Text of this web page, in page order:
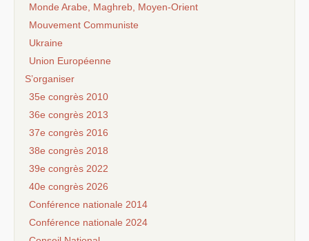
Monde Arabe, Maghreb, Moyen-Orient
Mouvement Communiste
Ukraine
Union Européenne
S’organiser
35e congrès 2010
36e congrès 2013
37e congrès 2016
38e congrès 2018
39e congrès 2022
40e congrès 2026
Conférence nationale 2014
Conférence nationale 2024